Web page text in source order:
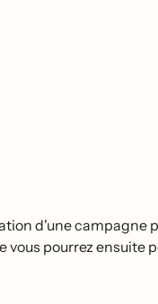
d'une campagne
pourrez ensuite